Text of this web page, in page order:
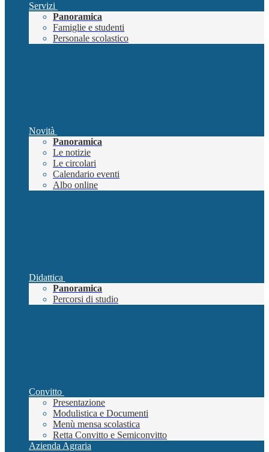
Servizi
Panoramica
Famiglie e studenti
Personale scolastico
Novità
Panoramica
Le notizie
Le circolari
Calendario eventi
Albo online
Didattica
Panoramica
Percorsi di studio
Convitto
Presentazione
Modulistica e Documenti
Menù mensa scolastica
Retta Convitto e Semiconvitto
Azienda Agraria